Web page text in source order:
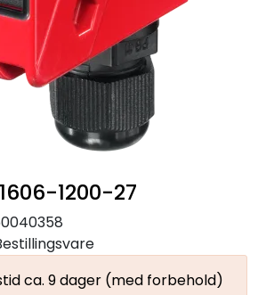
1200-27
ca. 9 dager (med forbehold)